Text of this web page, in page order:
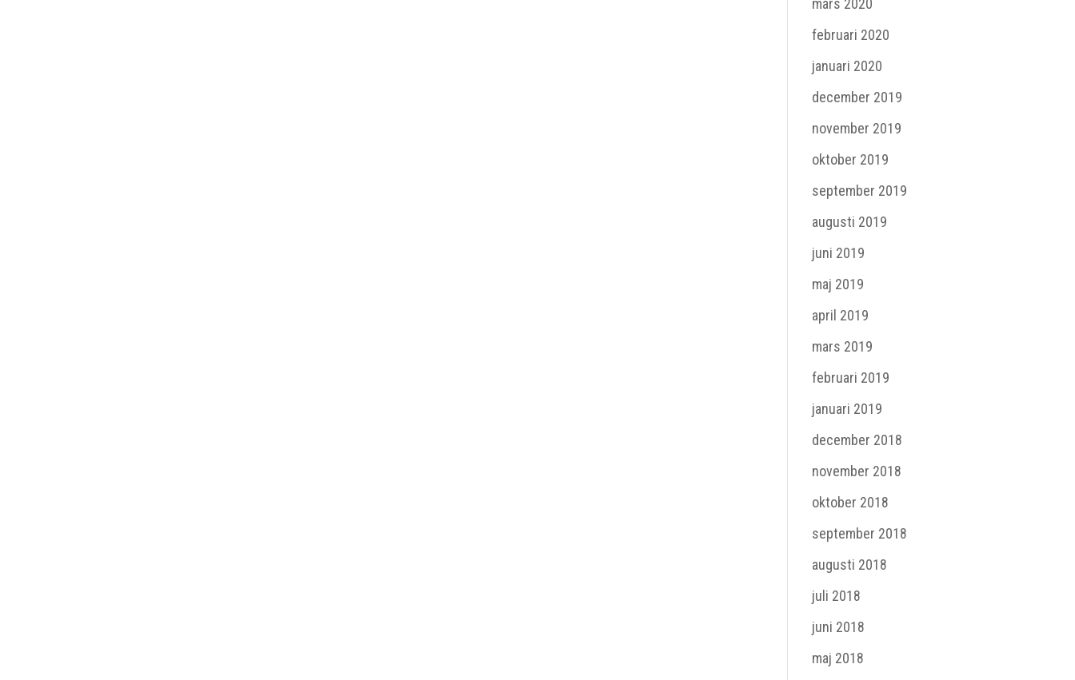
mars 2020
februari 2020
januari 2020
december 2019
november 2019
oktober 2019
september 2019
augusti 2019
juni 2019
maj 2019
april 2019
mars 2019
februari 2019
januari 2019
december 2018
november 2018
oktober 2018
september 2018
augusti 2018
juli 2018
juni 2018
maj 2018